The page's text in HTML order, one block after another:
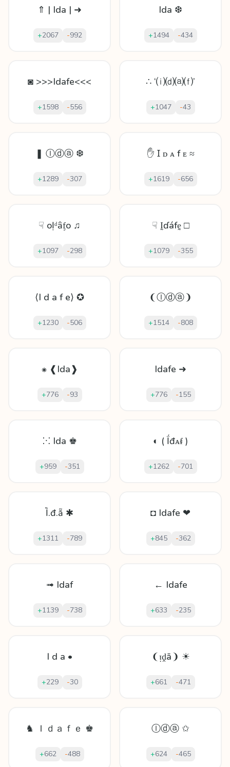
⇑ | Ida | ➜
+2067 -992
Ida ❆
+1494 -434
◙ >>>Idafe<<<
+1598 -556
∴ ‘⒤⒟⒜⒡’
+1047 -43
❚ Ⓘⓓⓐ ❆
+1289 -307
✋ Ɪ ᴅ ᴀ f ᴇ ≈
+1619 -656
☟ oỊᵈȃᶂo ♫
+1097 -298
☟ Ḭɗáfḛ □
+1079 -355
⟨I d a f e⟩ ✪
+1230 -506
❨Ⓘⓓⓐ❩
+1514 -808
⁕ ❰Ida❱
+776 -93
Idafe ➜
+776 -155
⁙ Ida ♚
+959 -351
◐ ( Ḯđᴀᵮ )
+1262 -701
Ȉ.đ.ẵ ✱
+1311 -789
◘ Idafe ❤
+845 -362
➟ Idaf
+1139 -738
← Idafe
+633 -235
I d a •
+229 -30
❨ᴉḓā❩ ☀
+661 -471
♞ Ｉｄａｆｅ ♚
+662 -488
Ⓘⓓⓐ ✩
+624 -465